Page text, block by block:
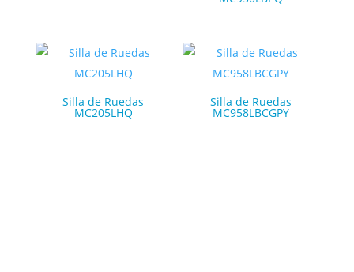
Silla de Ruedas
MC205LHQ
Silla de Ruedas
MC958LBCGPY